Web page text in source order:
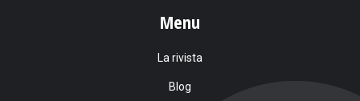
Menu
La rivista
Blog